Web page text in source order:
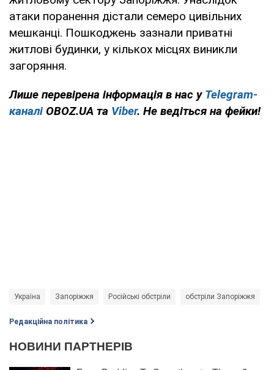
атаки поранення дістали семеро цивільних
мешканці. Пошкоджень зазнали приватні
житлові будинки, у кількох місцях виникли
загоряння.
Лише перевірена інформація в нас у Telegram-
каналі OBOZ.UA та Viber. Не ведіться на фейки!
Україна Запоріжжя Російські обстріли обстріли Запоріжжя
Редакційна політика